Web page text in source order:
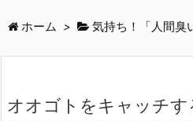
ホーム > 気持ち！「人間臭
オオゴトをキャッチす